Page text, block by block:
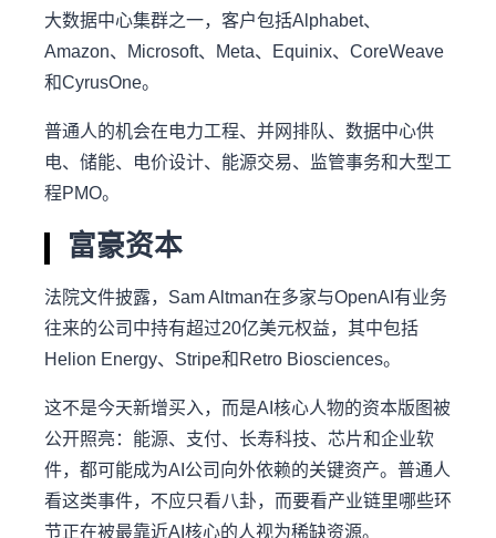
大数据中心集群之一，客户包括Alphabet、
Amazon、Microsoft、Meta、Equinix、CoreWeave
和CyrusOne。
普通人的机会在电力工程、并网排队、数据中心供
电、储能、电价设计、能源交易、监管事务和大型工
程PMO。
富豪资本
法院文件披露，Sam Altman在多家与OpenAI有业务
往来的公司中持有超过20亿美元权益，其中包括
Helion Energy、Stripe和Retro Biosciences。
这不是今天新增买入，而是AI核心人物的资本版图被
公开照亮：能源、支付、长寿科技、芯片和企业软
件，都可能成为AI公司向外依赖的关键资产。普通人
看这类事件，不应只看八卦，而要看产业链里哪些环
节正在被最靠近AI核心的人视为稀缺资源。